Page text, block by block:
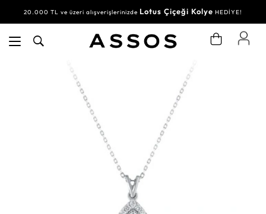
20.000 TL ve üzeri alışverişlerinizde Lotus Çiçeği Kolye HEDİYE!